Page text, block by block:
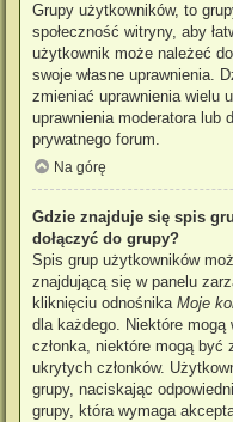
Grupy użytkowników, to
społeczność witryny, aby
użytkownik może należeć
swoje własne uprawnienia.
zmieniać uprawnienia wielu
uprawnienia moderatora lub
prywatnego forum.
Na górę
Gdzie znajduje się spis
dołączyć do grupy?
Spis grup użytkowników
znajdującą się w panelu
kliknięciu odnośnika Moje
dla każdego. Niektóre
członka, niektóre mogą
ukrytych członków.
grupy, naciskając
grupy, która wymaga